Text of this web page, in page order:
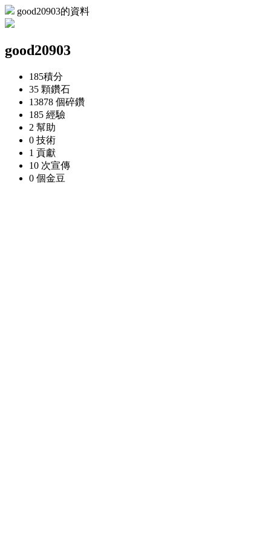
good20903的資料
good20903
185積分
35 顆鑽石
13878 個碎鑽
185 經驗
2 幫助
0 技術
1 貢獻
10 次宣傳
0 個金豆